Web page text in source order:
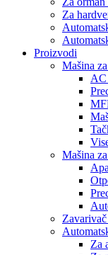
Za
Proizvodi
Mašina
AC
Mašina
Za